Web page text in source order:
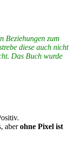
Beziehungen zum
diese auch nicht
Das Buch wurde
aberohne Pixel ist